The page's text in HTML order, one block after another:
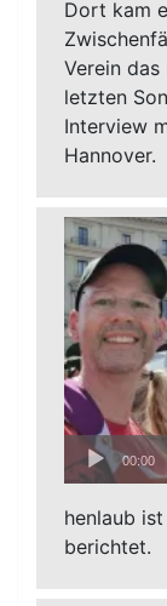
Dort kam
Verein
letzten
Interview
Hannover.
Audio-
Player
00:00
henlaub
berichtet.